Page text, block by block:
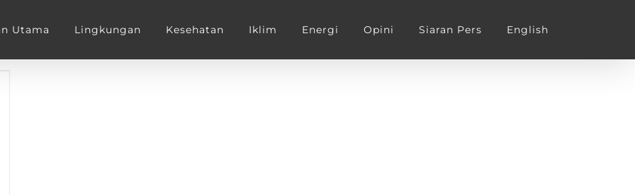
Utama Lingkungan Kesehatan Iklim Energi Opini Siaran Pers English